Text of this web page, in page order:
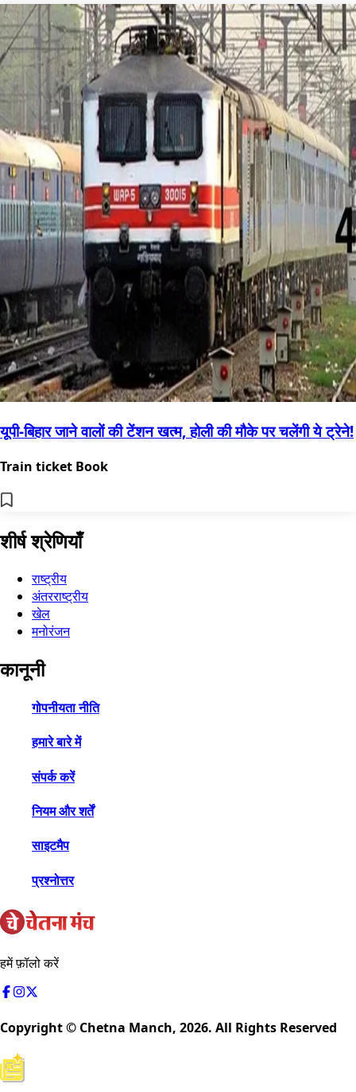
यूपी-बिहार जाने वालों की टेंशन खत्म, होली की मौके पर चलेंगी ये ट्रेने!
Train ticket Book
शीर्ष श्रेणियाँ
राष्ट्रीय
अंतरराष्ट्रीय
खेल
मनोरंजन
कानूनी
गोपनीयता नीति
हमारे बारे में
संपर्क करें
नियम और शर्तें
साइटमैप
प्रश्नोत्तर
हमें फ़ॉलो करें
Copyright © Chetna Manch, 2026. All Rights Reserved